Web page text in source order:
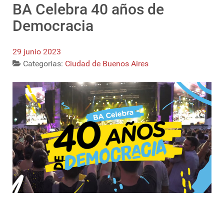
BA Celebra 40 años de
Democracia
29 junio 2023
Categorias: Ciudad de Buenos Aires